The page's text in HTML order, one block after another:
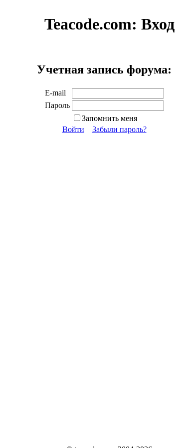
Teacode.com: Вход
Учетная запись форума:
E-mail
Пароль
Запомнить меня
Войти
Забыли пароль?